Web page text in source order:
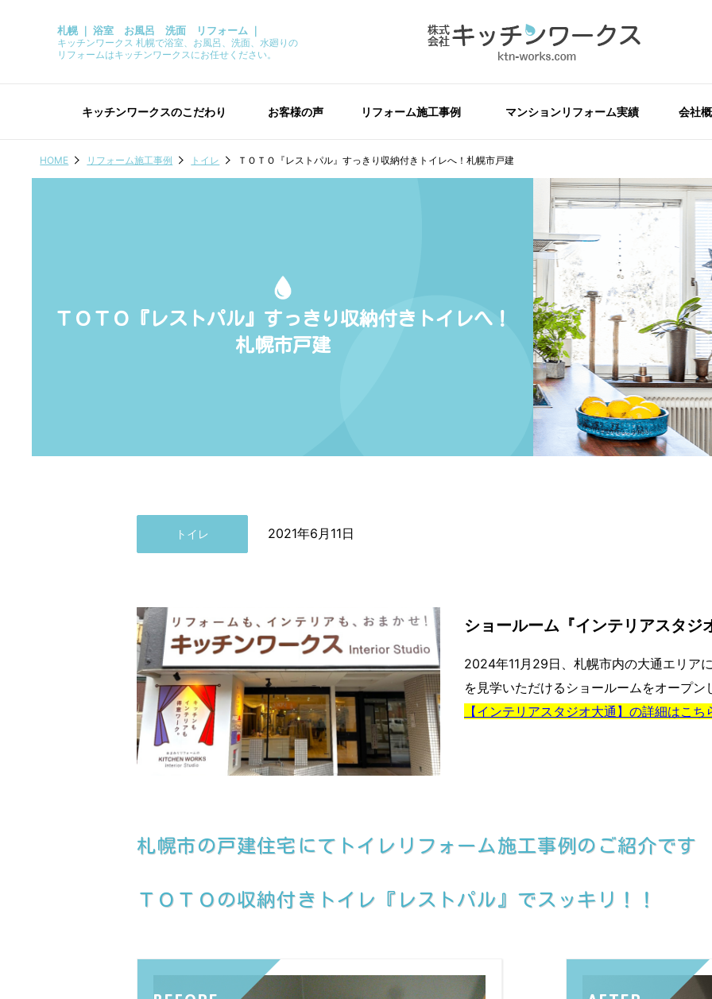
札幌 ｜ 浴室 お風呂 洗面 リフォーム ｜
キッチンワークス 札幌で浴室、お風呂、洗面、水廻りの
リフォームはキッチンワークスにお任せください。
キッチンワークスのこだわり お客様の声 リフォーム施工事例 マンションリフォーム実績 会社
HOME リフォーム施工事例 トイレ ＴＯＴＯ『レストパル』すっきり収納付きトイレへ！札幌市戸建
ＴＯＴＯ『レストパル』すっきり収納付きトイレへ！
札幌市戸建
トイレ 2021年6月11日
ショールーム『インテリアスタジ
2024年11月29日、札幌市内の大通エリア
を見学いただけるショールームをオープン
【インテリアスタジオ大通】の詳細はこち
札幌市の戸建住宅にてトイレリフォーム施工事例のご紹介です
ＴＯＴＯの収納付きトイレ『レストパル』でスッキリ！！